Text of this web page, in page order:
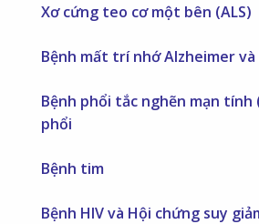
Xơ cứng teo cơ một bên (ALS)
Bệnh mất trí nhớ Alzheimer
Bệnh phổi tắc nghẽn mạn tính
phổi
Bệnh tim
Bệnh HIV và Hội chứng suy